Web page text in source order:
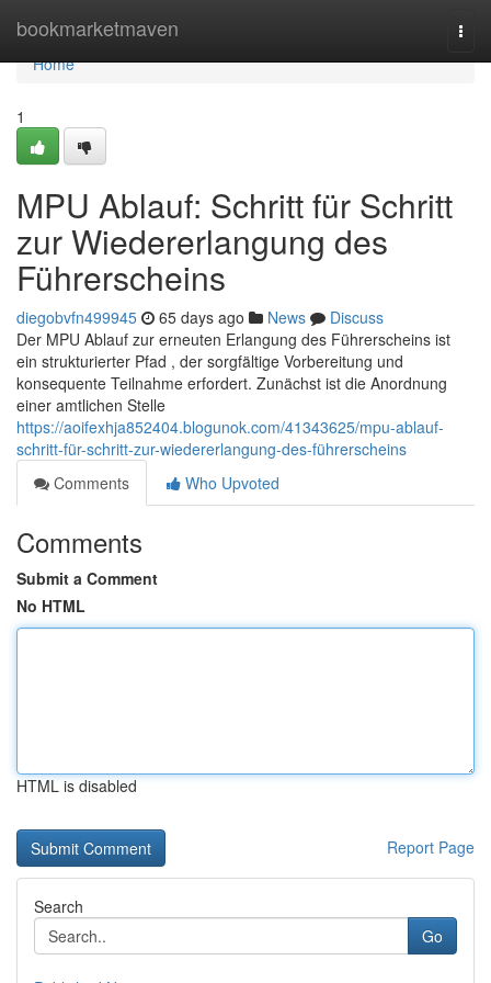
bookmarketmaven
Home
Home
1
MPU Ablauf: Schritt für Schritt
zur Wiedererlangung des
Führerscheins
diegobvfn499945 65 days ago News
Discuss
Der MPU Ablauf zur erneuten Erlangung des Führerscheins ist
ein strukturierter Pfad , der sorgfältige Vorbereitung und
konsequente Teilnahme erfordert. Zunächst ist die Anordnung
einer amtlichen Stelle
https://aoifexhja852404.blogunok.com/41343625/mpu-ablauf-
schritt-für-schritt-zur-wiedererlangung-des-führerscheins
Comments
Who Upvoted
Comments
Submit a Comment
No HTML
HTML is disabled
Report Page
Search
Go